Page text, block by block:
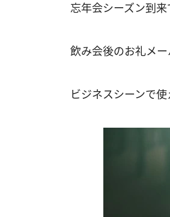
忘年会シーズン到来
飲み会後のお礼メ
ビジネスシーンで